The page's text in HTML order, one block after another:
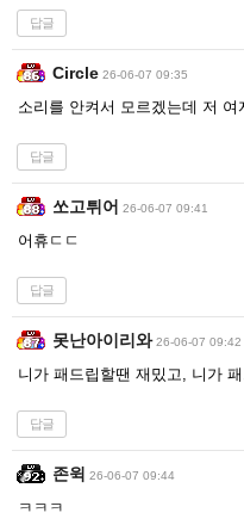
답글
Circle 26-06-07 09:35
소리를 안켜서 모르겠는데 저
답글
쏘고튀어 26-06-07 09:41
어휴ㄷㄷ
답글
못난아이리와 26-06-07 09:42
니가 패드립할땐 재밌고, 니가
답글
존윅 26-06-07 09:44
ㅋㅋㅋ